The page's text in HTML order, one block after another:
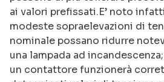
ai valori prefissati.E’ noto
modeste sopraelevazioni di
nominale possano ridurre
una lampada ad
un contattore funzionerà